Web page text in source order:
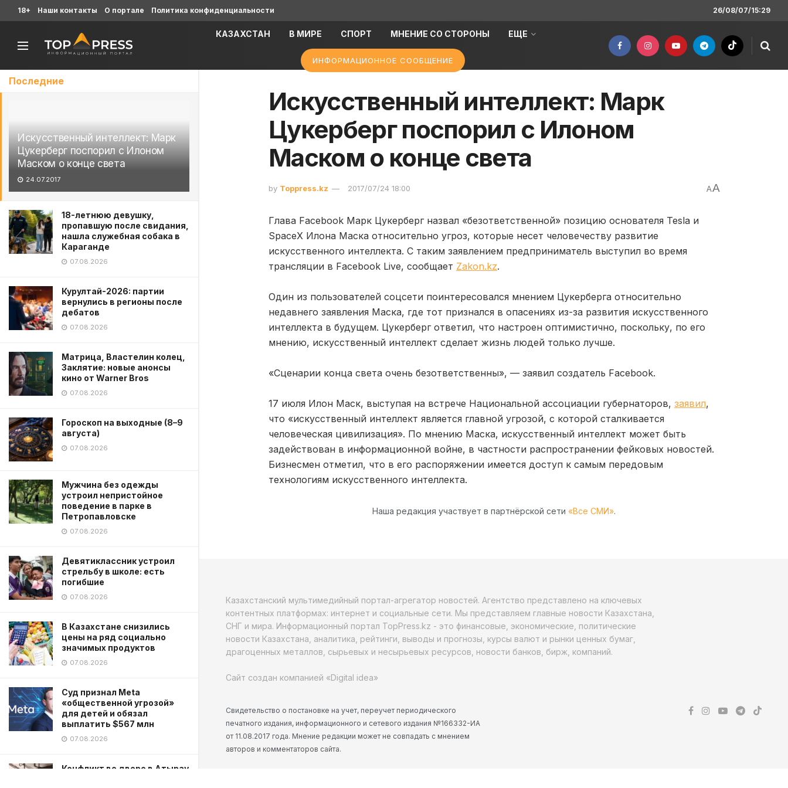
Последние
Искусственный интеллект: Марк
Цукерберг поспорил с Илоном
Маском о конце света
24.07.2017
18-летнюю девушку,
пропавшую после свидания,
нашла служебная собака в
Караганде
07.08.2026
Курултай-2026: партии
вернулись в регионы после
дебатов
07.08.2026
Матрица, Властелин колец,
Заклятие: новые анонсы
кино от Warner Bros
07.08.2026
Гороскоп на выходные (8–9
августа)
07.08.2026
Мужчина без одежды
устроил непристойное
поведение в парке в
Петропавловске
07.08.2026
Девятиклассник устроил
стрельбу в школе: есть
погибшие
07.08.2026
В Казахстане снизились
цены на ряд социально
значимых продуктов
07.08.2026
Суд признал Meta
«общественной угрозой»
для детей и обязал
выплатить $567 млн
07.08.2026
Конфликт во дворе в Атырау
18+ Наши контакты О портале Политика конфиденциальности 26/08/07/15:29
КАЗАХСТАН В МИРЕ СПОРТ МНЕНИЕ СО СТОРОНЫ ЕЩЕ
ИНФОРМАЦИОННОЕ СООБЩЕНИЕ
Искусственный интеллект: Марк
Цукерберг поспорил с Илоном
Маском о конце света
by Toppress.kz 2017/07/24 18:00 AA
Глава Facebook Марк Цукерберг назвал «безответственной» позицию основателя Tesla и
SpaceX Илона Маска относительно угроз, которые несет человечеству развитие
искусственного интеллекта. С таким заявлением предприниматель выступил во время
трансляции в Facebook Live, сообщает Zakon.kz.
Один из пользователей соцсети поинтересовался мнением Цукерберга относительно
недавнего заявления Маска, где тот признался в опасениях из-за развития искусственного
интеллекта в будущем. Цукерберг ответил, что настроен оптимистично, поскольку, по его
мнению, искусственный интеллект сделает жизнь людей только лучше.
«Сценарии конца света очень безответственны», — заявил создатель Facebook.
17 июля Илон Маск, выступая на встрече Национальной ассоциации губернаторов, заявил,
что «искусственный интеллект является главной угрозой, с которой сталкивается
человеческая цивилизация». По мнению Маска, искусственный интеллект может быть
задействован в информационной войне, в частности распространении фейковых новостей.
Бизнесмен отметил, что в его распоряжении имеется доступ к самым передовым
технологиям искусственного интеллекта.
Наша редакция участвует в партнёрской сети «Все СМИ».
Казахстанский мультимедийный портал-агрегатор новостей. Агентство представлено на ключевых
контентных платформах: интернет и социальные сети. Мы представляем главные новости Казахстана,
СНГ и мира. Информационный портал TopPress.kz - это финансовые, экономические, политические
новости Казахстана, аналитика, рейтинги, выводы и прогнозы, курсы валют и рынки ценных бумаг,
драгоценных металлов, сырьевых и несырьевых ресурсов, новости банков, бирж, компаний.
Сайт создан компанией «Digital idea»
Свидетельство о постановке на учет, переучет периодического
печатного издания, информационного и сетевого издания №166332-ИА
от 11.08.2017 года. Мнение редакции может не совпадать с мнением
авторов и комментаторов сайта.